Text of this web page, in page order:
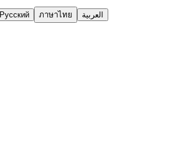
Русский ภาษาไทย العربية